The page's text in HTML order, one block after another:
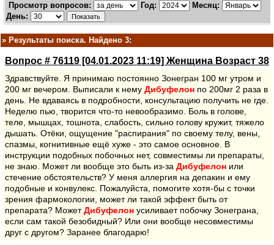
Просмотр вопросов: Год:
Месяц:
День:
» Результаты поиска. Найдено 3:
Вопрос # 76119 [04.01.2023 11:19] Женщина Возраст 38
Здравствуйте. Я принимаю постоянно Зонегран 100 мг утром и
200 мг вечером. Выписали к нему Дибуфелон по 200мг 2 раза в
день. Не вдаваясь в подробности, консультацию получить не где.
Неделю пью, творится что-то невообразимо. Боль в голове,
теле, мышцах, тошнота, слабость, сильно голову кружит, тяжело
дышать. Отёки, ощущение "распирания" по своему телу, вены,
спазмы, когнитивные ещё хуже - это самое основное. В
инструкции подобных побочных нет, совместимы ли препараты,
не знаю. Может ли вообще это быть из-за Дибуфелон или
стечение обстоятельств? У меня аллергия на депакин и ему
подобные и конвулекс. Пожалуйста, помогите хотя-бы с точки
зрения фармокологии, может ли такой эффект быть от
препарата? МожетДибуфелон усиливает побочку Зонеграна,
если сам такой безобидный? Или они вообще несовместимы
друг с другом? Заранее благодарю!